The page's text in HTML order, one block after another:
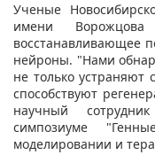
Ученые
имени
восстанавливающее
нейроны. "Нами
не только
способствуют
научный
симпозиуме
моделировании и